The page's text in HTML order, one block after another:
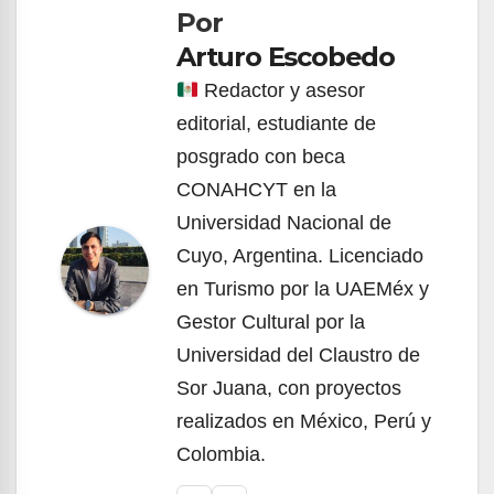
entradasPor
Arturo Escobedo
Redactor y asesor
editorial, estudiante de
posgrado con beca
CONAHCYT en la
Universidad Nacional de
Cuyo, Argentina. Licenciado
en Turismo por la UAEMéx y
Gestor Cultural por la
Universidad del Claustro de
Sor Juana, con proyectos
realizados en México, Perú y
Colombia.